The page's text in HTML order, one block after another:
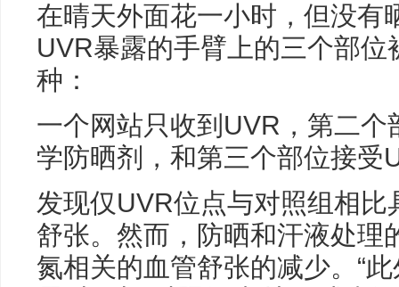
在晴天外面花一小时，但没有
UVR暴露的手臂上的三个部
种：
一个网站只收到UVR，第二
学防晒剂，和第三个部位接受
发现仅UVR位点与对照组相
舒张。然而，防晒和汗液处理
氮相关的血管舒张的减少。“